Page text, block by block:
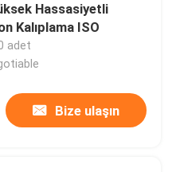
Hassasiyetli
Kalıplama ISO
adet
Bize ulaşın